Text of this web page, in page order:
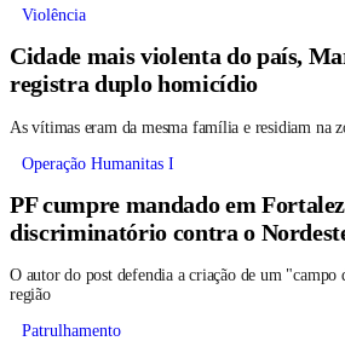
Violência
Cidade mais violenta do país,
registra duplo homicídio
As vítimas eram da mesma família e residiam na
Operação Humanitas I
PF cumpre mandado em
discriminatório contra o
O autor do post defendia a criação de um "campo
região
Patrulhamento